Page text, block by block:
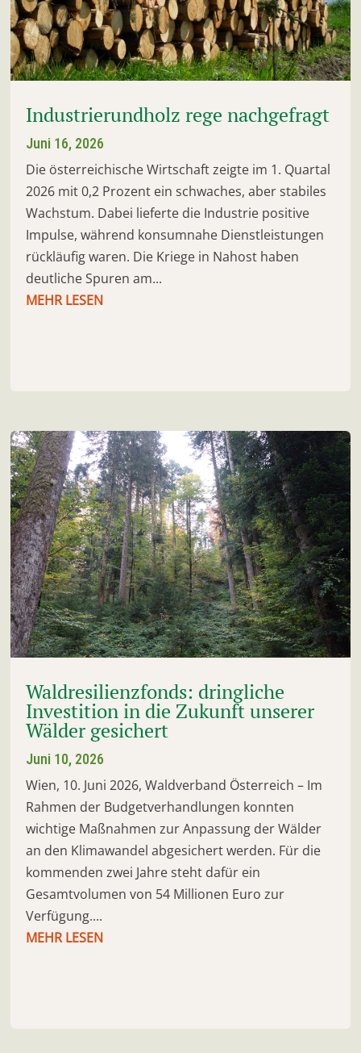
Industrierundholz rege nachgefragt
Juni 16, 2026
Die österreichische Wirtschaft zeigte im 1. Quartal
2026 mit 0,2 Prozent ein schwaches, aber stabiles
Wachstum. Dabei lieferte die Industrie positive
Impulse, während konsumnahe Dienstleistungen
rückläufig waren. Die Kriege in Nahost haben
deutliche Spuren am...
MEHR LESEN
Waldresilienzfonds: dringliche
Investition in die Zukunft unserer
Wälder gesichert
Juni 10, 2026
Wien, 10. Juni 2026, Waldverband Österreich – Im
Rahmen der Budgetverhandlungen konnten
wichtige Maßnahmen zur Anpassung der Wälder
an den Klimawandel abgesichert werden. Für die
kommenden zwei Jahre steht dafür ein
Gesamtvolumen von 54 Millionen Euro zur
Verfügung....
MEHR LESEN